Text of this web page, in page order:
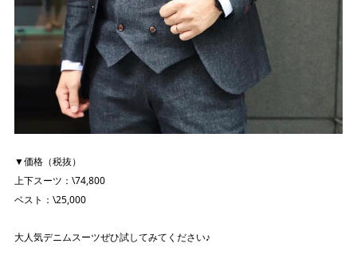
▼価格（税抜）
上下スーツ：\74,800
ベスト：\25,000
大人気デニムスーツぜひ試してみてください♪